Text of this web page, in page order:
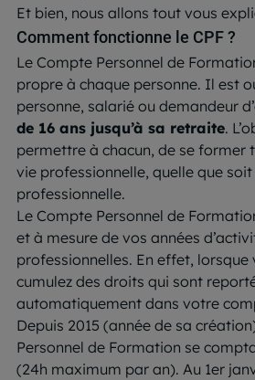
Et bien, nous allons tout vous
Comment fonctionne le CPF?
Le Compte Personnel de
propre à chaque personne. Il est
personne, salarié ou demandeur
de 16 ans jusqu’à sa retraite.
permettre à chacun, de se former
vie professionnelle, quelle que
professionnelle.
Le Compte Personnel de
et à mesure de vos années
professionnelles. En effet, lorsque
cumulez des droits qui sont
automatiquement dans votre
Depuis 2015 (année de sa
Personnel de Formation se
(24h maximum par an). Au 1er